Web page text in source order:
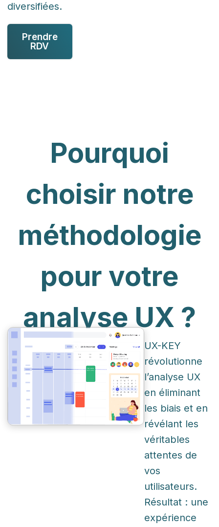
diversifiées.
Prendre
RDV
Pourquoi
choisir notre
méthodologie
pour votre
analyse UX ?
UX-KEY
révolutionne
l’analyse UX
en éliminant
les biais et en
révélant les
véritables
attentes de
vos
utilisateurs.
Résultat : une
expérience